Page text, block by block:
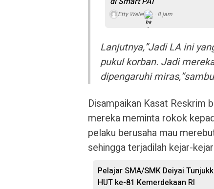
Etty Weler 8 jam
Lanjutnya,”Jadi LA ini
pukul korban. Jadi
dipengaruhi
Disampaikan Kasat Reskrim
mereka meminta rokok
pelaku berusaha mau
sehingga terjadilah kejar-
Pelajar SMA/SMK Deiyai
HUT ke-81 Kemerdekaan RI